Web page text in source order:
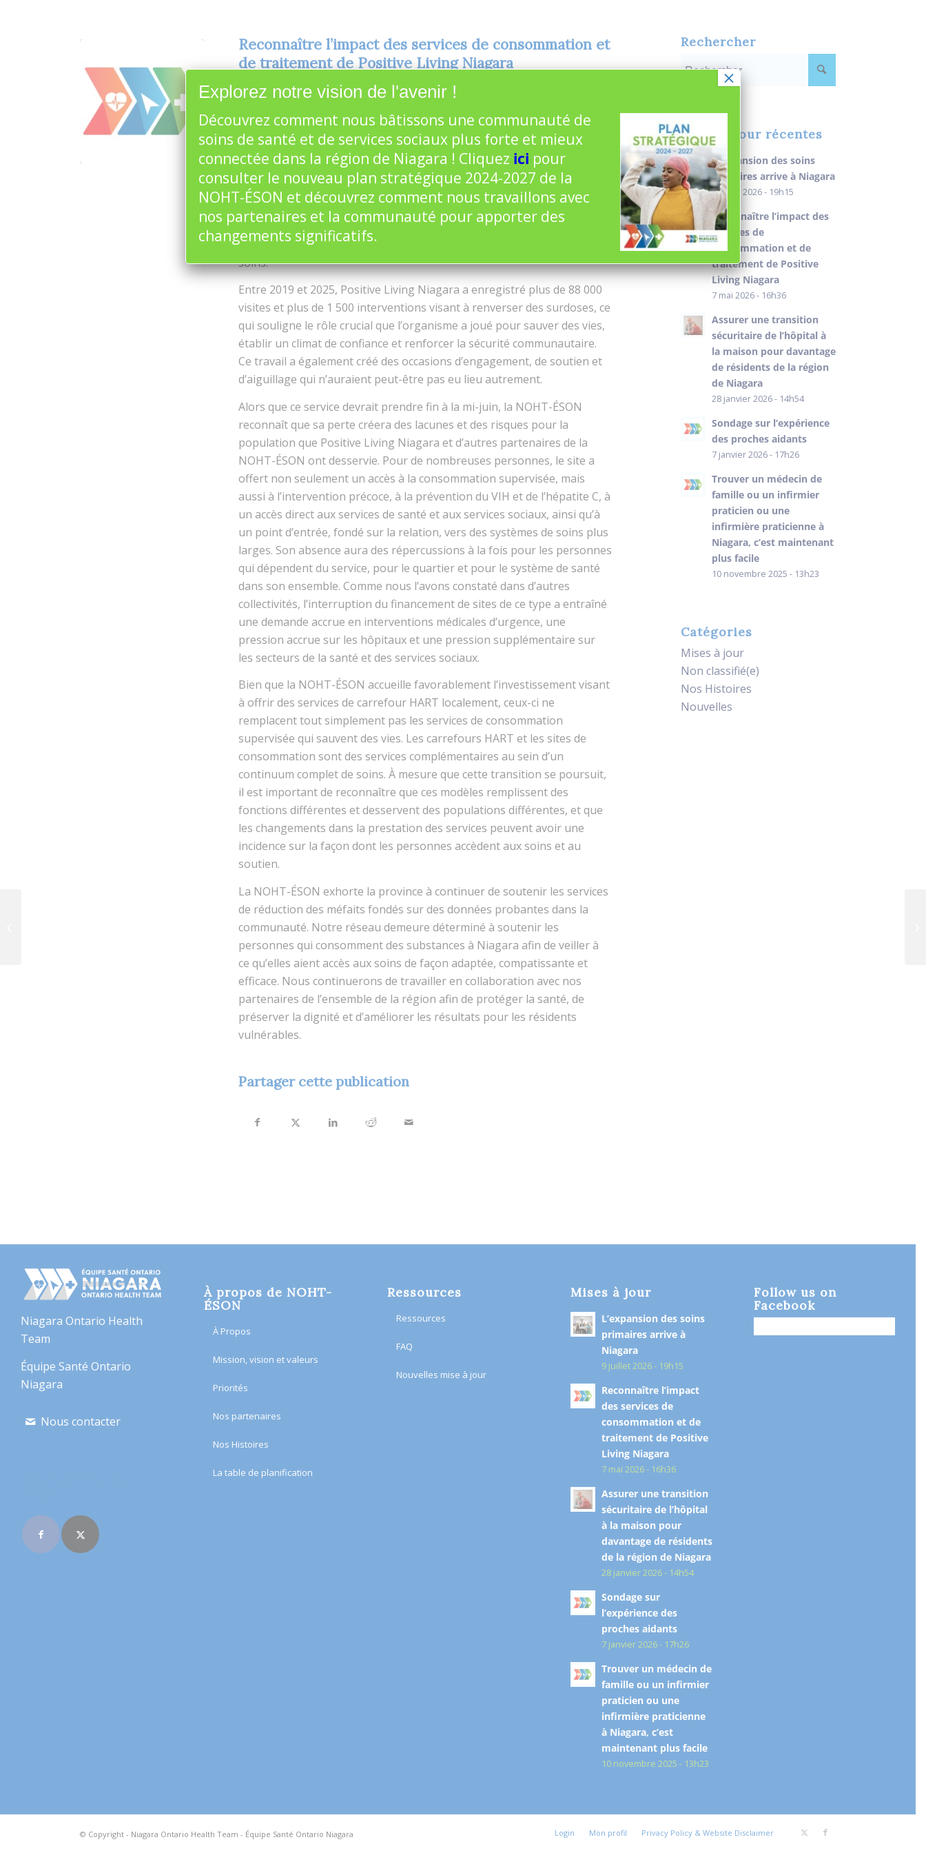
Reconnaître l’impact des services de consommation et
de traitement de Positive Living Niagara
7 mai 2026 / dans Mises à jour ,Nouvelles
St. Catharines, ON – En cette Journée internationale de sensibilisation
à la réduction des méfaits, la Niagara Ontario Health Team – Équipe
Santé Ontario Niagara (NOHT-ÉSON) souhaite souligner les
contributions importantes de Positive Living Niagara par l’entremise de
son site de services de consommation et de traitement (SCT) à St.
Catharines, et reconnaître le rôle essentiel que jouent les services de
réduction des méfaits fondés sur des données probantes pour sauver
des vies, réduire la stigmatisation et orienter les personnes vers les
soins.
Entre 2019 et 2025, Positive Living Niagara a enregistré plus de 88 000
visites et plus de 1 500 interventions visant à renverser des surdoses, ce
qui souligne le rôle crucial que l’organisme a joué pour sauver des vies,
établir un climat de confiance et renforcer la sécurité communautaire.
Ce travail a également créé des occasions d’engagement, de soutien et
d’aiguillage qui n’auraient peut-être pas eu lieu autrement.
Alors que ce service devrait prendre fin à la mi-juin, la NOHT-ÉSON
reconnaît que sa perte créera des lacunes et des risques pour la
population que Positive Living Niagara et d’autres partenaires de la
NOHT-ÉSON ont desservie. Pour de nombreuses personnes, le site a
offert non seulement un accès à la consommation supervisée, mais
aussi à l’intervention précoce, à la prévention du VIH et de l’hépatite C, à
un accès direct aux services de santé et aux services sociaux, ainsi qu’à
un point d’entrée, fondé sur la relation, vers des systèmes de soins plus
larges. Son absence aura des répercussions à la fois pour les personnes
qui dépendent du service, pour le quartier et pour le système de santé
dans son ensemble. Comme nous l’avons constaté dans d’autres
collectivités, l’interruption du financement de sites de ce type a entraîné
une demande accrue en interventions médicales d’urgence, une
pression accrue sur les hôpitaux et une pression supplémentaire sur
les secteurs de la santé et des services sociaux.
Bien que la NOHT-ÉSON accueille favorablement l’investissement visant
à offrir des services de carrefour HART localement, ceux-ci ne
remplacent tout simplement pas les services de consommation
supervisée qui sauvent des vies. Les carrefours HART et les sites de
consommation sont des services complémentaires au sein d’un
continuum complet de soins. À mesure que cette transition se poursuit,
il est important de reconnaître que ces modèles remplissent des
fonctions différentes et desservent des populations différentes, et que
les changements dans la prestation des services peuvent avoir une
incidence sur la façon dont les personnes accèdent aux soins et au
soutien.
La NOHT-ÉSON exhorte la province à continuer de soutenir les services
de réduction des méfaits fondés sur des données probantes dans la
communauté. Notre réseau demeure déterminé à soutenir les
personnes qui consomment des substances à Niagara afin de veiller à
ce qu’elles aient accès aux soins de façon adaptée, compatissante et
efficace. Nous continuerons de travailler en collaboration avec nos
partenaires de l’ensemble de la région afin de protéger la santé, de
préserver la dignité et d’améliorer les résultats pour les résidents
vulnérables.
Partager cette publication
Rechercher
Mises à jour récentes
L’expansion des soins
primaires arrive à Niagara
9 juillet 2026 - 19h15
Reconnaître l’impact des
services de
consommation et de
traitement de Positive
Living Niagara
7 mai 2026 - 16h36
Assurer une transition
sécuritaire de l’hôpital à
la maison pour davantage
de résidents de la région
de Niagara
28 janvier 2026 - 14h54
Sondage sur l’expérience
des proches aidants
7 janvier 2026 - 17h26
Trouver un médecin de
famille ou un infirmier
praticien ou une
infirmière praticienne à
Niagara, c’est maintenant
plus facile
10 novembre 2025 - 13h23
Catégories
Mises à jour
Non classifié(e)
Nos Histoires
Nouvelles
Niagara Ontario Health
Team
Équipe Santé Ontario
Niagara
Nous contacter
À propos de NOHT-
ÉSON
À Propos
Mission, vision et valeurs
Priorités
Nos partenaires
Nos Histoires
​La table de planification​
Ressources
Ressources
FAQ
Nouvelles mise à jour
Mises à jour
L’expansion des soins
primaires arrive à
Niagara
9 juillet 2026 - 19h15
Reconnaître l’impact
des services de
consommation et de
traitement de Positive
Living Niagara
7 mai 2026 - 16h36
Assurer une transition
sécuritaire de l’hôpital
à la maison pour
davantage de résidents
de la région de Niagara
28 janvier 2026 - 14h54
Sondage sur
l’expérience des
proches aidants
7 janvier 2026 - 17h26
Trouver un médecin de
famille ou un infirmier
praticien ou une
infirmière praticienne
à Niagara, c’est
maintenant plus facile
10 novembre 2025 - 13h23
Follow us on
Facebook
© Copyright - Niagara Ontario Health Team - Équipe Santé Ontario Niagara Login Mon profil Privacy Policy & Website Disclaimer
Explorez notre vision de l'avenir !
Découvrez comment nous bâtissons une communauté de
soins de santé et de services sociaux plus forte et mieux
connectée dans la région de Niagara ! Cliquez ici pour
consulter le nouveau plan stratégique 2024-2027 de la
NOHT-ÉSON et découvrez comment nous travaillons avec
nos partenaires et la communauté pour apporter des
changements significatifs.
×